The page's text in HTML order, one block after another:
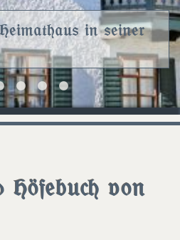
in seiner
so wohnte der Knecht
Höfebuch von